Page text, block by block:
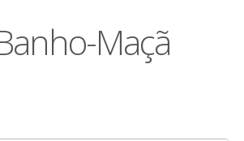
Maçã